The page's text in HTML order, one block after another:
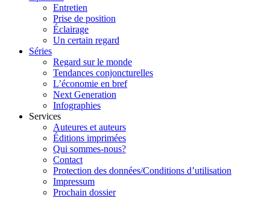
Entretien
Prise de position
Éclairage
Un certain regard
Séries
Regard sur le monde
Tendances conjoncturelles
L’économie en bref
Next Generation
Infographies
Services
Auteures et auteurs
Éditions imprimées
Qui sommes-nous?
Contact
Protection des données/Conditions d’utilisation
Impressum
Prochain dossier